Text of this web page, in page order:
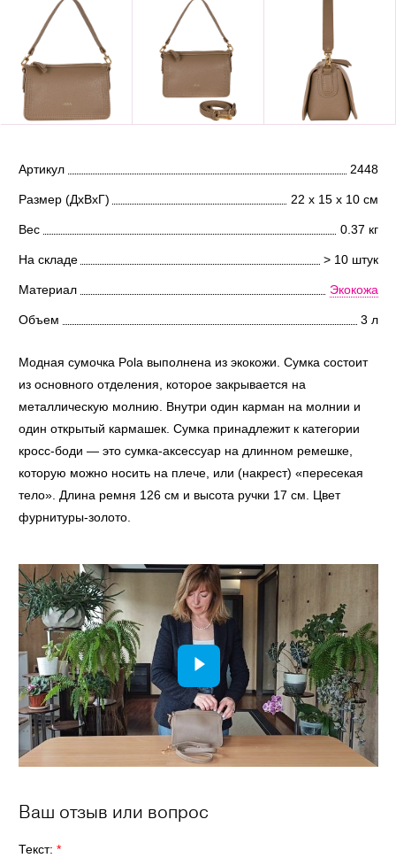
Артикул 2448
Размер (ДхВхГ) 22 х 15 х 10 см
Вес 0.37 кг
На складе > 10 штук
Материал Экокожа
Объем 3 л
Модная сумочка Pola выполнена из экокожи. Сумка состоит
из основного отделения, которое закрывается на
металлическую молнию. Внутри один карман на молнии и
один открытый кармашек. Сумка принадлежит к категории
кросс-боди — это сумка-аксессуар на длинном ремешке,
которую можно носить на плече, или (накрест) «пересекая
тело». Длина ремня 126 см и высота ручки 17 см. Цвет
фурнитуры-золото.
Ваш отзыв или вопрос
Текст: *